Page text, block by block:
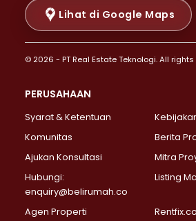
Properti Dijual di Kramat >
Properti Dijual di Pasar Baru >
Properti Dijual di Bendungan Hilir >
Properti Dijual di Jakarta
Properti Dijual di Lebak Bulus >
Properti Dijual di Gandaria Selatan >
Properti Dijual di Pondok Labu >
Properti Dijual di Lenteng Agung >
Properti Dijual di Senayan >
Properti Dijual di Pondok Pinang >
Lihat di Google Maps
© 2026 - PT Real Estate Teknologi. All
PERUSAHAAN
Syarat & Ketentuan
Komunitas
Berita
Ajukan Konsultasi
Mitra
Hubungi:
enquiry@belirumah.co
Listing
Agen Properti